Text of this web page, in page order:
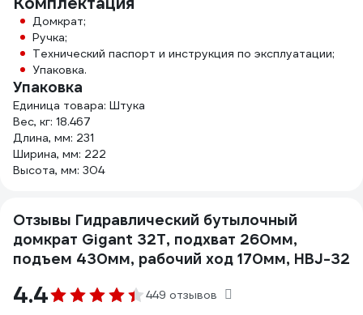
Домкрат;
Ручка;
Технический паспорт и инструкция по эксплуатации;
Упаковка.
Упаковка
Единица товара: Штука
Вес, кг: 18.467
Длина, мм: 231
Ширина, мм: 222
Высота, мм: 304
Отзывы Гидравлический бутылочный
домкрат Gigant 32Т, подхват 260мм,
подъем 430мм, рабочий ход 170мм, HBJ-32
4.4 449 отзывов